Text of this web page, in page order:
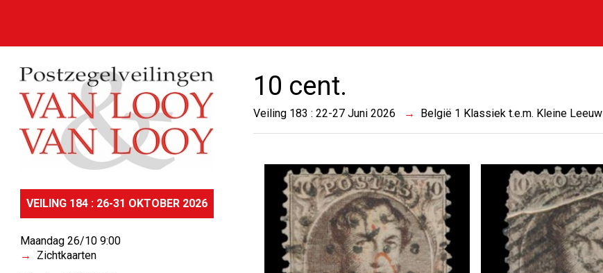
VEILING 184 : 26-31 OKTOBER 2026
Maandag 26/10 9:00
Zichtkaarten
10 cent.
Veiling 183 : 22-27 Juni 2026 België 1 Klassiek t.e.m. Kleine Leeuw